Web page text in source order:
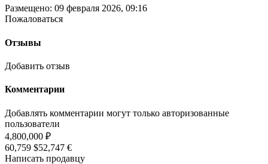
Размещено: 09 февраля 2026, 09:16
Пожаловаться
Отзывы
Добавить отзыв
Комментарии
Добавлять комментарии могут только авторизованные
пользователи
4,800,000 ₽
60,759 $52,747 €
Написать продавцу